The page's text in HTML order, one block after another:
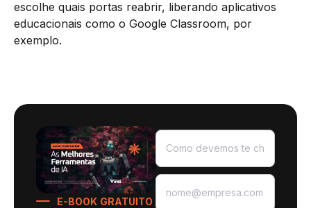
escolhe quais portas reabrir, liberando aplicativos
educacionais como o Google Classroom, por
exemplo.
E-BOOK GRATUITO